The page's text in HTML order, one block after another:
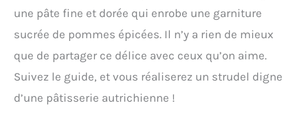
une pâte fine et dorée qui enrobe une garniture
sucrée de pommes épicées. Il n’y a rien de mieux
que de partager ce délice avec ceux qu’on aime.
Suivez le guide, et vous réaliserez un strudel digne
d’une pâtisserie autrichienne !